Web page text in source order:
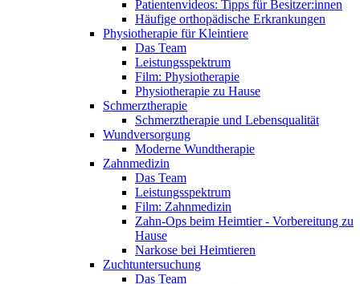
Patientenvideos: Tipps für Besitzer:innen
Häufige orthopädische Erkrankungen
Physiotherapie für Kleintiere
Das Team
Leistungsspektrum
Film: Physiotherapie
Physiotherapie zu Hause
Schmerztherapie
Schmerztherapie und Lebensqualität
Wundversorgung
Moderne Wundtherapie
Zahnmedizin
Das Team
Leistungsspektrum
Film: Zahnmedizin
Zahn-Ops beim Heimtier - Vorbereitung zu
Hause
Narkose bei Heimtieren
Zuchtuntersuchung
Das Team